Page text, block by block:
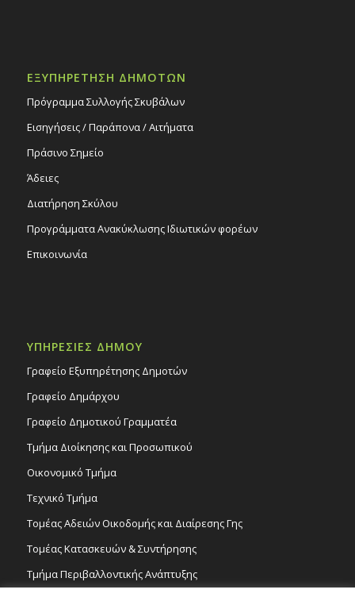
ΕΞΥΠΗΡΕΤΗΣΗ ΔΗΜΟΤΩΝ
Πρόγραμμα Συλλογής Σκυβάλων
Εισηγήσεις / Παράπονα / Αιτήματα
Πράσινο Σημείο
Άδειες
Διατήρηση Σκύλου
Προγράμματα Ανακύκλωσης Ιδιωτικών φορέων
Επικοινωνία
ΥΠΗΡΕΣΙΕΣ ΔΗΜΟΥ
Γραφείο Εξυπηρέτησης Δημοτών
Γραφείο Δημάρχου
Γραφείο Δημοτικού Γραμματέα
Τμήμα Διοίκησης και Προσωπικού
Οικονομικό Τμήμα
Τεχνικό Τμήμα
Τομέας Αδειών Οικοδομής και Διαίρεσης Γης
Τομέας Κατασκευών & Συντήρησης
Τμήμα Περιβαλλοντικής Ανάπτυξης